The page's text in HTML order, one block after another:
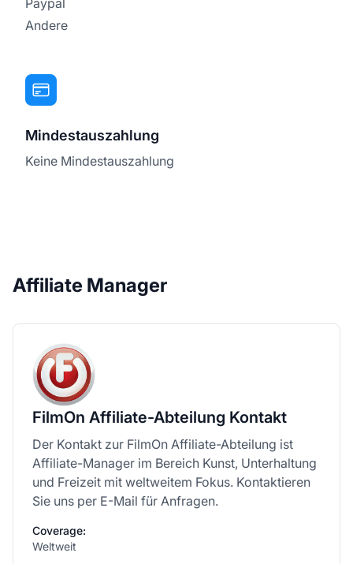
Andere
Mindestauszahlung
Keine Mindestauszahlung
Affiliate Manager
FilmOn Affiliate-Abteilung Kontakt
Der Kontakt zur FilmOn Affiliate-Abteilung ist
Affiliate-Manager im Bereich Kunst, Unterhaltung
und Freizeit mit weltweitem Fokus. Kontaktieren
Sie uns per E-Mail für Anfragen.
Coverage:
Weltweit